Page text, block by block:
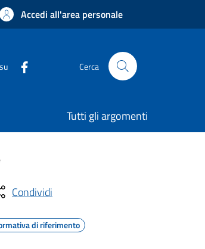
Accedi all'area personale
Cerca
Tutti gli argomenti
Condividi
di riferimento